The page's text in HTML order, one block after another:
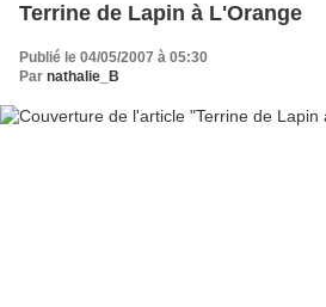
Terrine de Lapin à L'Orange
Publié le 04/05/2007 à 05:30
Par nathalie_B